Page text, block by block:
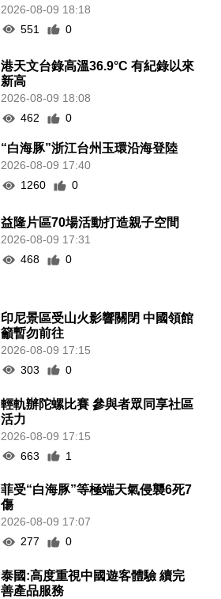
2026-08-09 18:18
551
0
港天文台錄高溫36.9°C 有紀錄以來
新高
2026-08-09 18:08
462
0
“白海豚”浙江台州玉環沿海登陸
2026-08-09 17:40
1260
0
益隆片區70場活動打造親子空間
2026-08-09 17:31
468
0
印尼景區受山火影響關閉 中國領館
籲暫勿前往
2026-08-09 17:15
303
0
輕軌辦陀螺比賽 參與者眾同享社區
活力
2026-08-09 17:15
663
1
菲受“白海豚”等極端天氣侵襲6死7
傷
2026-08-09 17:07
277
0
泰國:高度重視中國遊客體驗 續完
善產品服務